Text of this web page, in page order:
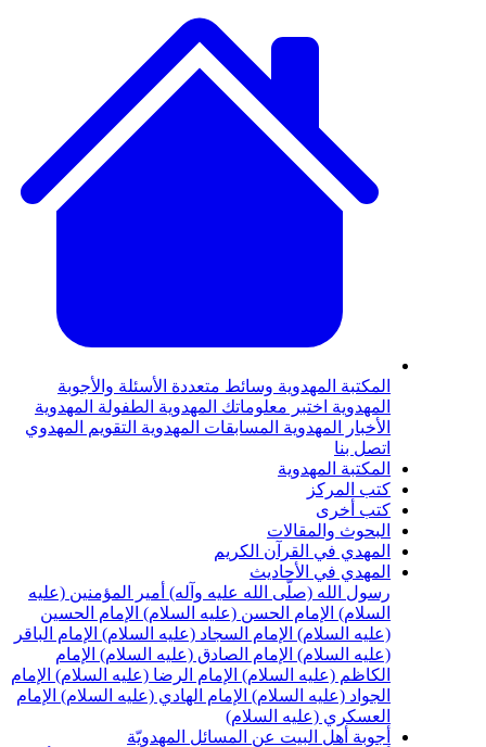
المهدويةوسائط متعددةالأسئلة والأجوبة
اختبر معلوماتك المهدويةالطفولة المهدوية
المهدويةالمسابقات المهدويةالتقويم المهدوي
المهدوية
والمقالات
في القرآن الكريم
في الأحاديث
الله (صلّى الله عليه وآله) أمير المؤمنين (عليه
الإمام الحسن (عليه السلام) الإمام الحسين
الإمام السجاد (عليه السلام) الإمام الباقر
الإمام الصادق (عليه السلام) الإمام
(عليه السلام) الإمام الرضا (عليه السلام) الإمام
(عليه السلام) الإمام الهادي (عليه السلام) الإمام
(عليه السلام)
أهل البيت عن المسائل المهدويّة